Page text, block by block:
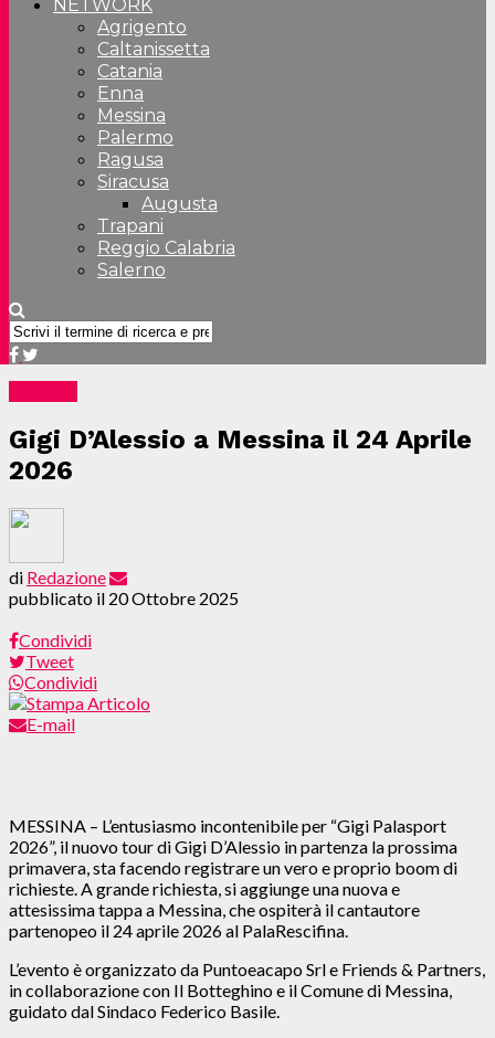
NETWORK
Agrigento
Caltanissetta
Catania
Enna
Messina
Palermo
Ragusa
Siracusa
Augusta
Trapani
Reggio Calabria
Salerno
Gigi D’Alessio a Messina il 24 Aprile
2026
di Redazione
pubblicato il 20 Ottobre 2025
Condividi
Tweet
Condividi
E-mail
MESSINA – L’entusiasmo incontenibile per “Gigi Palasport
2026”, il nuovo tour di Gigi D’Alessio in partenza la prossima
primavera, sta facendo registrare un vero e proprio boom di
richieste. A grande richiesta, si aggiunge una nuova e
attesissima tappa a Messina, che ospiterà il cantautore
partenopeo il 24 aprile 2026 al PalaRescifina.
L’evento è organizzato da Puntoeacapo Srl e Friends & Partners,
in collaborazione con Il Botteghino e il Comune di Messina,
guidato dal Sindaco Federico Basile.